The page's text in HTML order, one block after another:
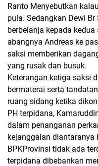
Ranto Menyebutkan
pula. Sedangkan Dewi
berbelanja kepada
abangnya Andreas ke
saksi memberikan
yang rusak dan busuk.
Keterangan ketiga saksi
bermaterai serta
ruang sidang ketika
PH terpidana,
dalam penanganan
kejanggalan diantaranya
BPKProvinsi tidak ada
terpidana dibebankan